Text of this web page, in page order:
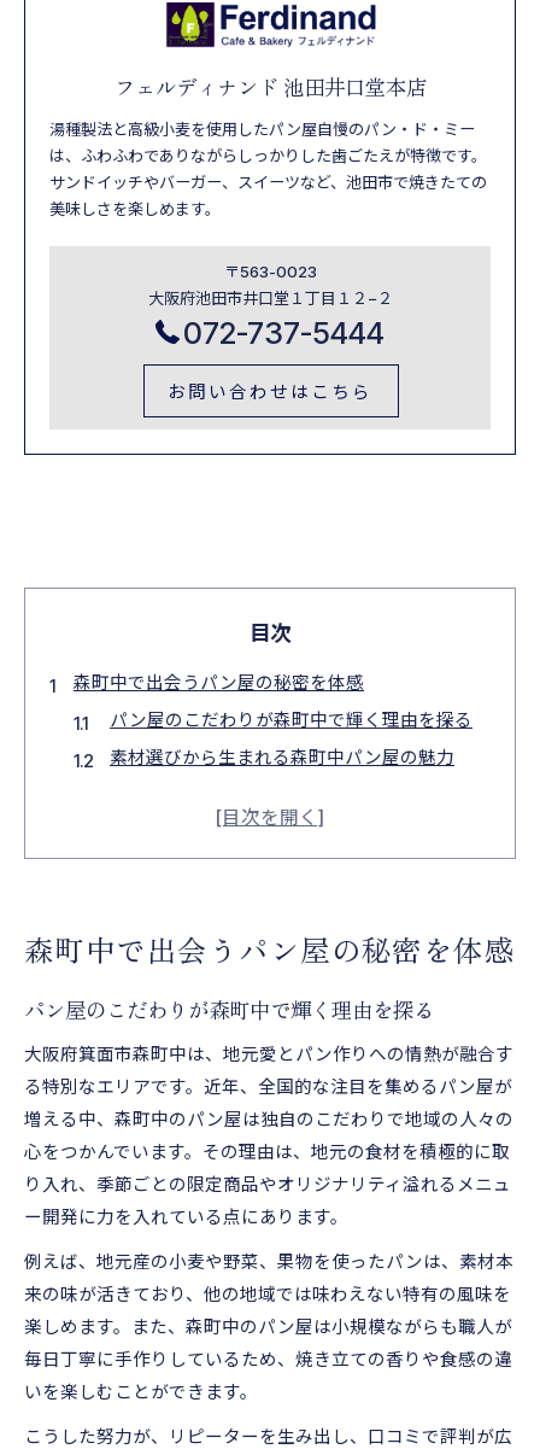
フェルディナンド 池田井口堂本店
湯種製法と高級小麦を使用したパン屋自慢のパン・ド・ミー
は、ふわふわでありながらしっかりした歯ごたえが特徴です。
サンドイッチやバーガー、スイーツなど、池田市で焼きたての
美味しさを楽しめます。
〒563-0023
大阪府池田市井口堂１丁目１２−２
072-737-5444
お問い合わせはこちら
目次
森町中で出会うパン屋の秘密を体感
パン屋のこだわりが森町中で輝く理由を探る
素材選びから生まれる森町中パン屋の魅力
地元愛あふれるパン屋の隠れたエピソード集
森町中のパン屋独自のアイデアと工夫を発見
地元パン屋に見る森町中だけのパンの秘密
パン屋好きが注目する森町中の逸品に迫る
パン屋仕込みの技で森町中の味が生まれる瞬間
大阪府箕面市森町中が誇るパン屋の魅力
パン屋が大切にする森町中の伝統と革新
パン屋めぐりで感じる森町中の温かみとは
パン屋自慢の逸品が森町中で生まれる背景
知られざる森町中のパン屋物語に注目
パン屋職人が守る森町中の伝統と新しさ
森町中パン屋の裏側にある家族の物語
森町中で出会うパン屋の秘密を体感
パン屋のこだわりが森町中で輝く理由を探る
大阪府箕面市森町中は、地元愛とパン作りへの情熱が融合す
る特別なエリアです。近年、全国的な注目を集めるパン屋が
増える中、森町中のパン屋は独自のこだわりで地域の人々の
心をつかんでいます。その理由は、地元の食材を積極的に取
り入れ、季節ごとの限定商品やオリジナリティ溢れるメニュ
ー開発に力を入れている点にあります。
例えば、地元産の小麦や野菜、果物を使ったパンは、素材本
来の味が活きており、他の地域では味わえない特有の風味を
楽しめます。また、森町中のパン屋は小規模ながらも職人が
毎日丁寧に手作りしているため、焼き立ての香りや食感の違
いを楽しむことができます。
こうした努力が、リピーターを生み出し、口コミで評判が広